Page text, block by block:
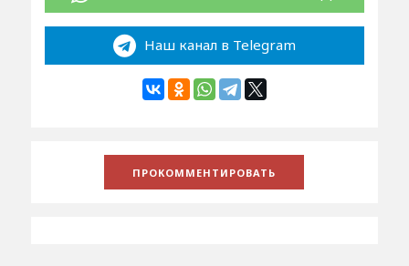
Наш канал в Telegram